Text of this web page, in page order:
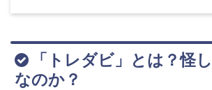
「トレダビ」とは？怪
なのか？